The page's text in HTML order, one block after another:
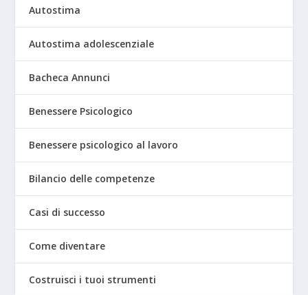
Autostima
Autostima adolescenziale
Bacheca Annunci
Benessere Psicologico
Benessere psicologico al lavoro
Bilancio delle competenze
Casi di successo
Come diventare
Costruisci i tuoi strumenti